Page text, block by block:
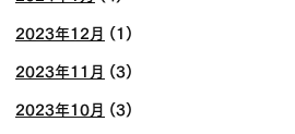
2023年12月 (1)
2023年11月 (3)
2023年10月 (3)